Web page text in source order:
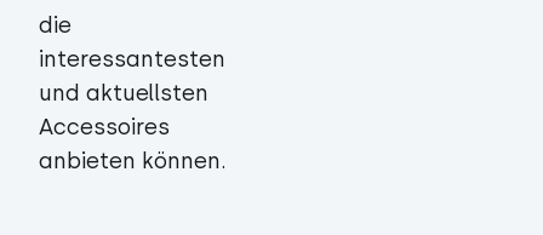
die
interessantesten
und aktuellsten
Accessoires
anbieten können.